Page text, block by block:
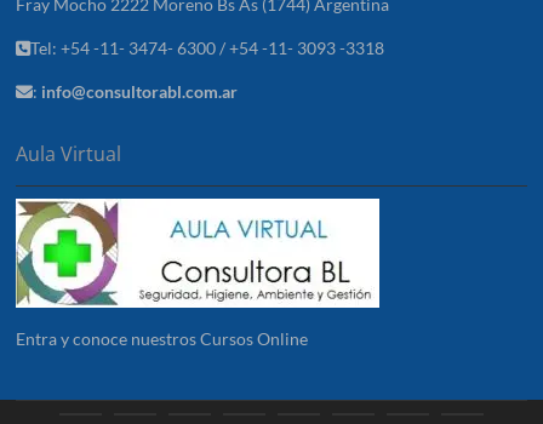
Fray Mocho 2222 Moreno Bs As (1744) Argentina
Tel: +54 -11- 3474- 6300 / +54 -11- 3093 -3318
: info@consultorabl.com.ar
Aula Virtual
Entra y conoce nuestros Cursos Online